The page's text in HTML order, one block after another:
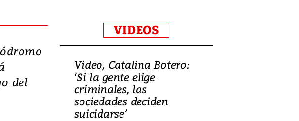
del
VIDEOS
Video, Catalina Botero:
‘Si la gente elige
criminales, las
sociedades deciden
suicidarse’